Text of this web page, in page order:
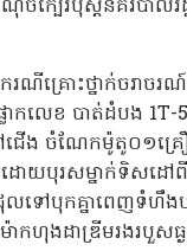
ចក្បែរប៉ុស្តិ៍នគរបាលរ
រណីគ្រោះថ្នាក់ចរាច
លេខ បាត់ដំបង 1T-
ជើង ចំណែកម៉ូតូ០១គ្
រដោយបុរសម្នាក់ទិ
រុលទៅបុកគ្នាពេញទំ
កហុងដាឌ្រីមរងរបួសធ្